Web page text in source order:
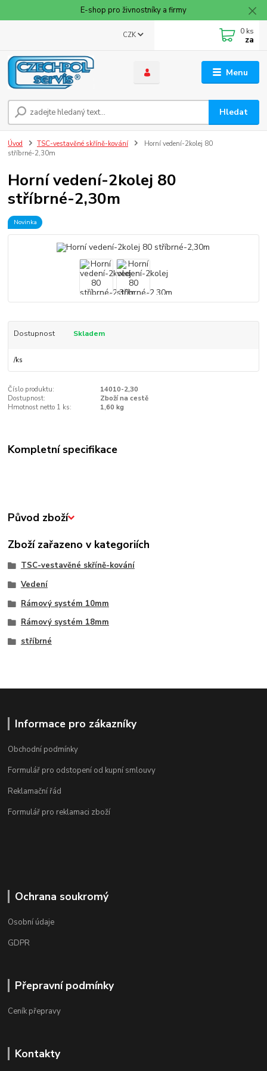
E-shop pro živnostníky a firmy
Menu
CZK
Hledat
0 ks
za
Úvod TSC-vestavěné skříně-kování
Horní vedení-2kolej 80
stříbrné-2,30m
Horní vedení-2kolej 80
stříbrné-2,30m
Novinka
Dostupnost Skladem
/ks
Číslo produktu:
14010-2,30
Dostupnost:
Zboží na cestě
Hmotnost netto 1 ks:
1,60 kg
Kompletní specifikace
Původ zboží
Zboží zařazeno v kategoriích
TSC-vestavěné skříně-kování
Vedení
Rámový systém 10mm
Rámový systém 18mm
stříbrné
Informace pro zákazníky
Obchodní podmínky
Formulář pro odstopení od kupní smlouvy
Reklamační řád
Formulář pro reklamaci zboží
Ochrana soukromý
Osobní údaje
GDPR
Přepravní podmínky
Ceník přepravy
Kontakty